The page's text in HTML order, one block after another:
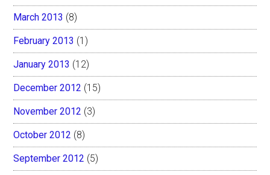
March 2013 (8)
February 2013 (1)
January 2013 (12)
December 2012 (15)
November 2012 (3)
October 2012 (8)
September 2012 (5)